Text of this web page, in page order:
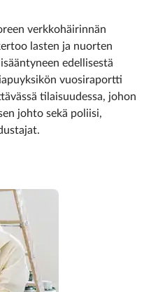
verkkohäirinnän
lasten ja nuorten
edellisestä
vuosiraportti
tilaisuudessa, johon
johto sekä poliisi,